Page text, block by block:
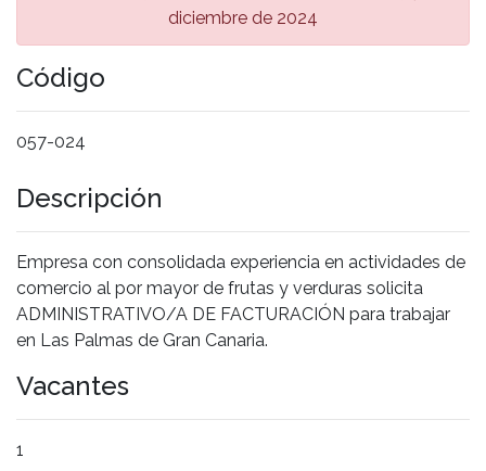
diciembre de 2024
Código
057-024
Descripción
Empresa con consolidada experiencia en actividades de
comercio al por mayor de frutas y verduras solicita
ADMINISTRATIVO/A DE FACTURACIÓN para trabajar
en Las Palmas de Gran Canaria.
Vacantes
1